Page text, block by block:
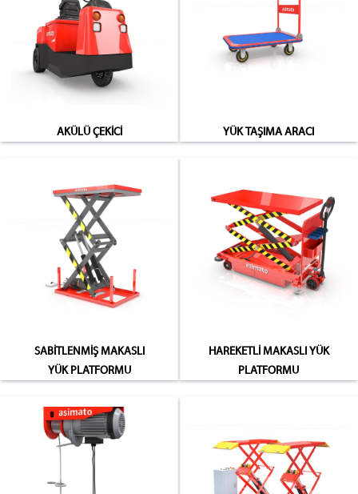
AKÜLÜ ÇEKİCİ YÜK TAŞIMA ARACI
SABİTLENMİŞ MAKASLI
YÜK PLATFORMU
HAREKETLİ MAKASLI YÜK
PLATFORMU